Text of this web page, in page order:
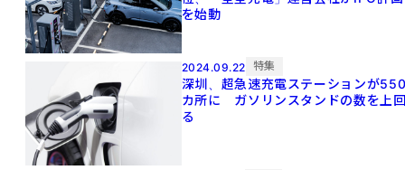
を始動
2024.09.22 特集
深圳、超急速充電ステーションが
カ所に ガソリンスタンドの数を上
る